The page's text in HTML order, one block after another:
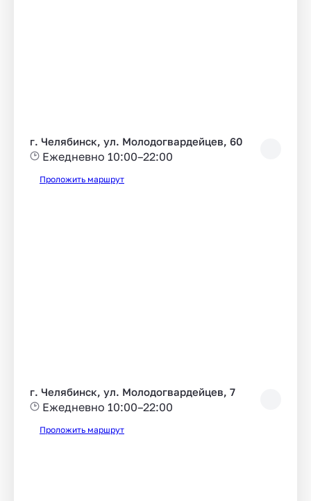
г. Челябинск, ул. Молодогвардейцев, 60
Ежедневно 10:00–22:00
Проложить маршрут
г. Челябинск, ул. Молодогвардейцев, 7
Ежедневно 10:00–22:00
Проложить маршрут